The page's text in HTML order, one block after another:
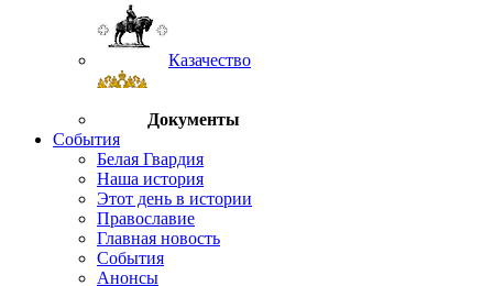
Казачество
Документы
События
Белая Гвардия
Наша история
Этот день в истории
Православие
Главная новость
События
Анонсы